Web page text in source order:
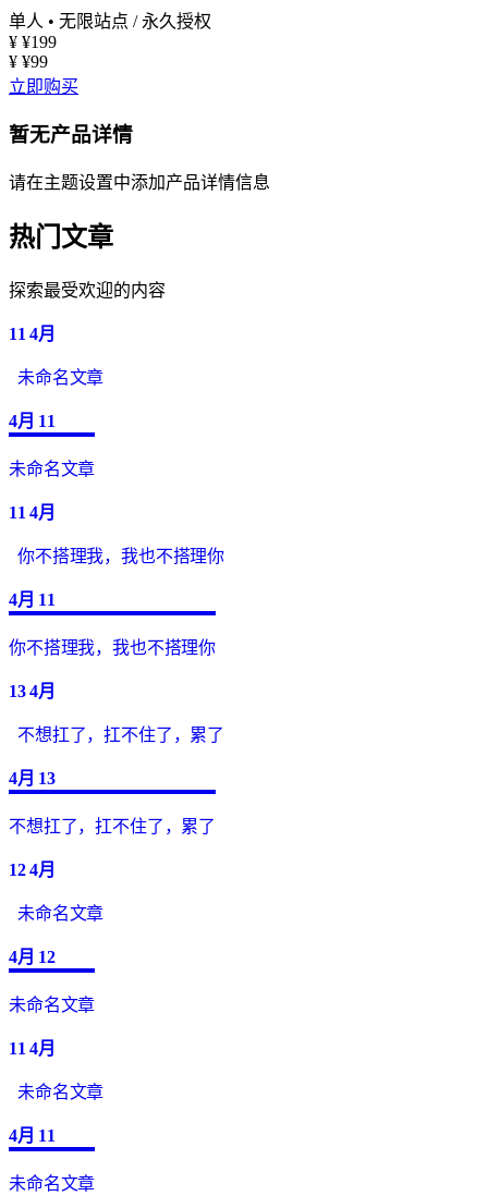
单人 • 无限站点 / 永久授权
¥ ¥199
¥ ¥99
立即购买
暂无产品详情
请在主题设置中添加产品详情信息
热门文章
探索最受欢迎的内容
11 4月
未命名文章
4月 11
未命名文章
11 4月
你不搭理我，我也不搭理你
4月 11
你不搭理我，我也不搭理你
13 4月
不想扛了，扛不住了，累了
4月 13
不想扛了，扛不住了，累了
12 4月
未命名文章
4月 12
未命名文章
11 4月
未命名文章
4月 11
未命名文章